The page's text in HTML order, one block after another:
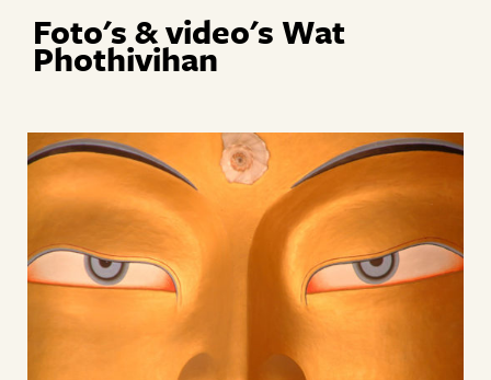
Foto's & video's Wat
Phothivihan